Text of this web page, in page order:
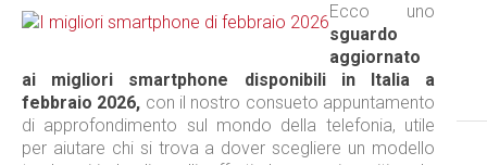
Ecco uno
sguardo
aggiornato
ai migliori smartphone disponibili in Italia a
febbraio 2026, con il nostro consueto appuntamento
di approfondimento sul mondo della telefonia, utile
per aiutare chi si trova a dover scegliere un modello